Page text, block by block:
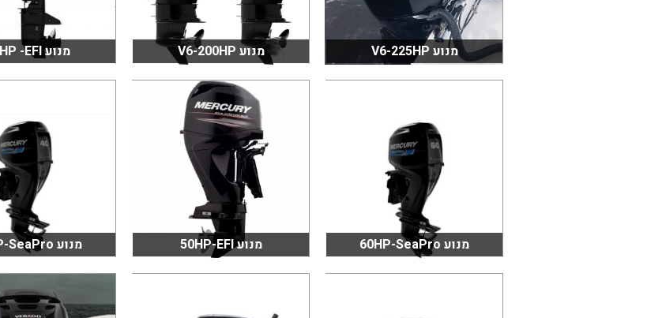
מנוע V6-225HP מנוע V6-200HP מנוע 15HP -EFI
מנוע 60HP-SeaPro מנוע 50HP-EFI מנוע 40HP-SeaPro